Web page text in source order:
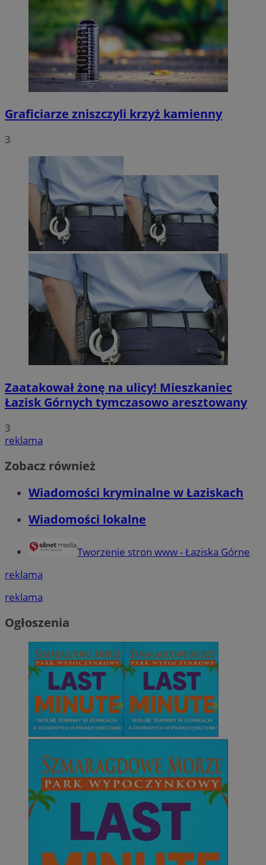
Graficiarze zniszczyli krzyż kamienny
3
Zaatakował żonę na ulicy! Mieszkaniec
Łazisk Górnych tymczasowo aresztowany
3
reklama
Zobacz również
Wiadomości kryminalne w Łaziskach
Wiadomości lokalne
Tworzenie stron www - Łaziska Górne
reklama
reklama
Ogłoszenia